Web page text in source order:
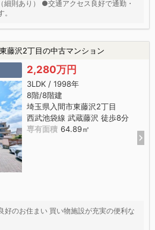
則あり） ●交通アクセス良好で通勤・
藤沢2丁目の中古マンション
2,280万円
3LDK / 1998年
8階/8階建
埼玉県入間市東藤沢2丁目
西武池袋線 武蔵藤沢 徒歩8分
専有面積 64.89㎡
好のお住まい 買い物施設が充実の便利な